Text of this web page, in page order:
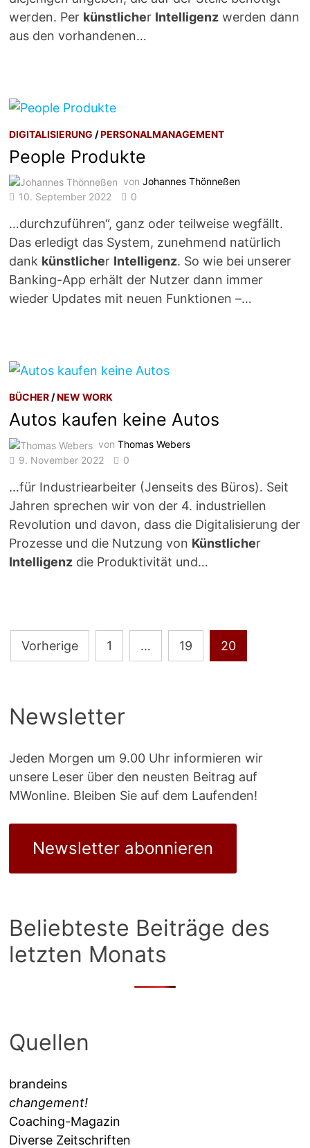
werden. Per künstlicher Intelligenz werden dann
aus den vorhandenen…
DIGITALISIERUNG /PERSONALMANAGEMENT
People Produkte
vonJohannes Thönneßen
10. September 2022
0
…durchzuführen“, ganz oder teilweise wegfällt.
Das erledigt das System, zunehmend natürlich
dank künstlicher Intelligenz. So wie bei unserer
Banking-App erhält der Nutzer dann immer
wieder Updates mit neuen Funktionen –…
BÜCHER /NEW WORK
Autos kaufen keine Autos
vonThomas Webers
9. November 2022
0
…für Industriearbeiter (Jenseits des Büros). Seit
Jahren sprechen wir von der 4. industriellen
Revolution und davon, dass die Digitalisierung der
Prozesse und die Nutzung von Künstlicher
Intelligenz die Produktivität und…
Seitennummerierung
der
Vorherige 1 … 19 20
Newsletter
Jeden Morgen um 9.00 Uhr informieren wir
unsere Leser über den neusten Beitrag auf
MWonline. Bleiben Sie auf dem Laufenden!
Newsletter abonnieren
Beliebteste Beiträge des
letzten Monats
Quellen
brandeins
changement!
Coaching-Magazin
Diverse Zeitschriften